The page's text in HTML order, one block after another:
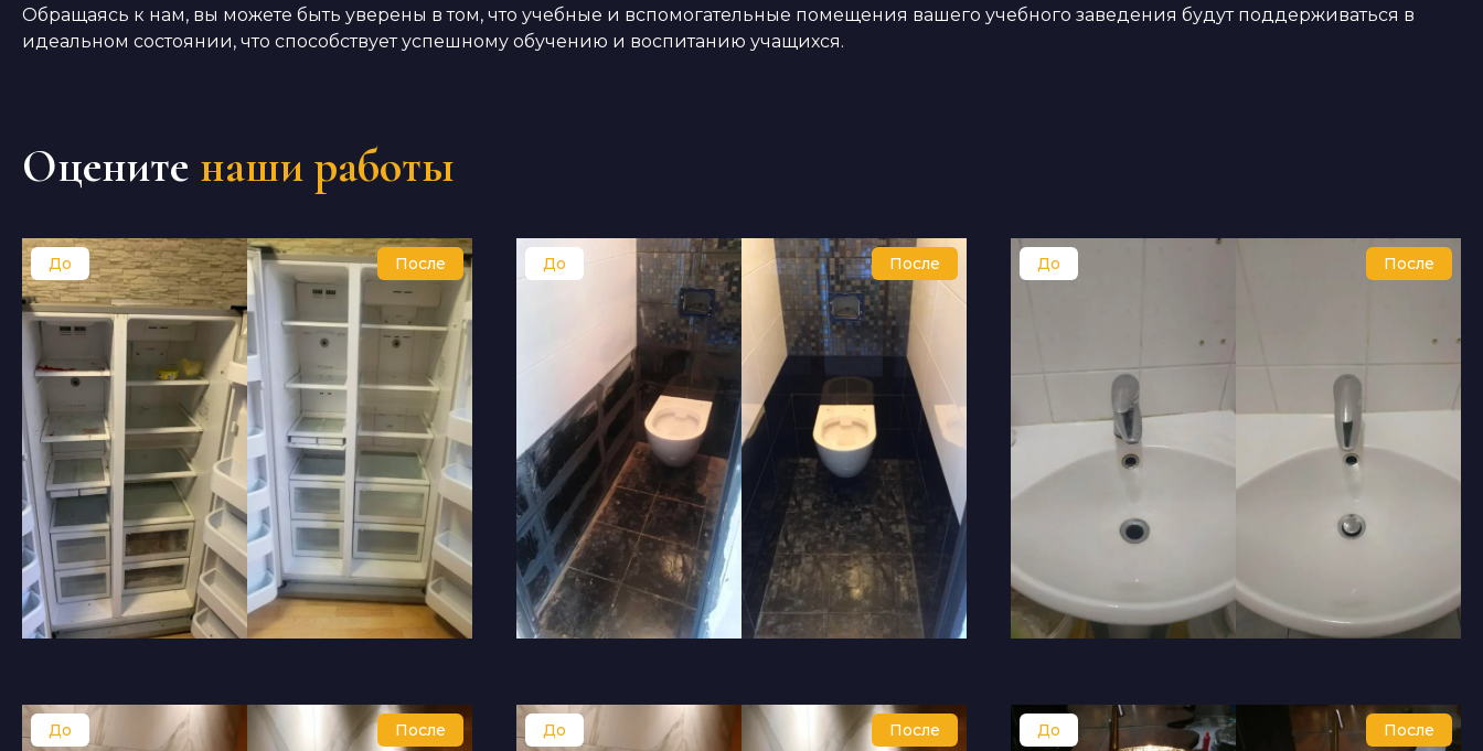
Обращаясь к нам, вы можете быть уверены в том, что учебные и вспомогательные помещения вашего учебного заведения будут поддерживаться в
идеальном состоянии, что способствует успешному обучению и воспитанию учащихся.
Оцените наши работы